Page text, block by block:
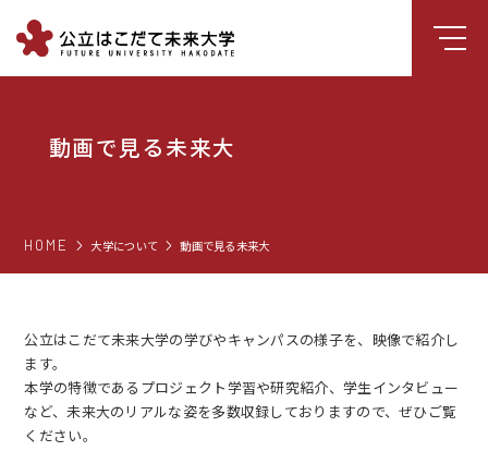
学部
就職支援
組織・センター
図書館
受験生向け情報
動画で見る未来大
HOME 大学について 動画で見る未来大
公立はこだて未来大学の学びやキャンパスの様子を、映像で紹介し
ます。
本学の特徴であるプロジェクト学習や研究紹介、学生インタビュー
など、未来大のリアルな姿を多数収録しておりますので、ぜひご覧
ください。